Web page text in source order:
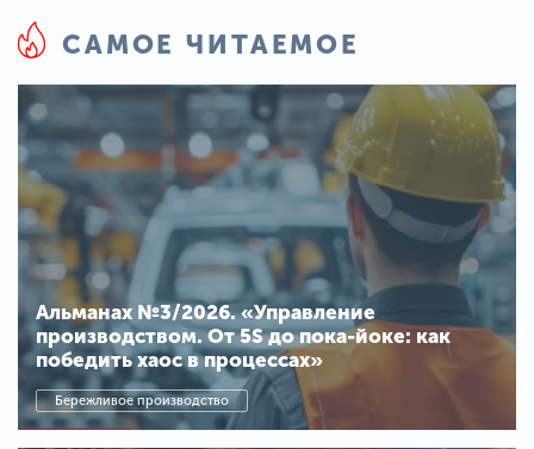
САМОЕ ЧИТАЕМОЕ
Альманах №3/2026. «Управление
производством. От 5S до пока-йоке: как
победить хаос в процессах»
Бережливое производство